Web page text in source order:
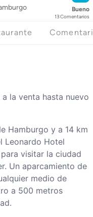
Bueno
13Comentarios
la venta hasta nuevo
Hamburgo y a 14 km
Leonardo Hotel
visitar la ciudad
Un aparcamiento de
medio de
a 500 metros